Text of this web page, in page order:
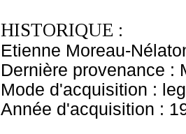
HISTORIQUE :
Etienne Moreau-
Dernière provenance :
Mode d'acquisition :
Année d'acquisition :